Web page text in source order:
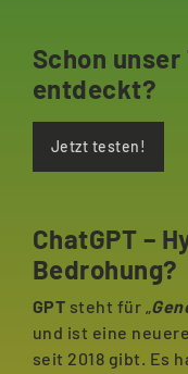
Schon
entdeckt?
Jetzt testen!
ChatGPT –
Bedrohung?
GPT steht für „
und ist eine
seit 2018 gibt. Es